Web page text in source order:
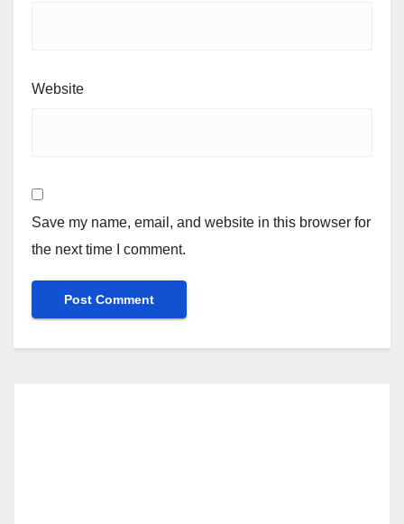
Website
Save my name, email, and website in this browser for
the next time I comment.